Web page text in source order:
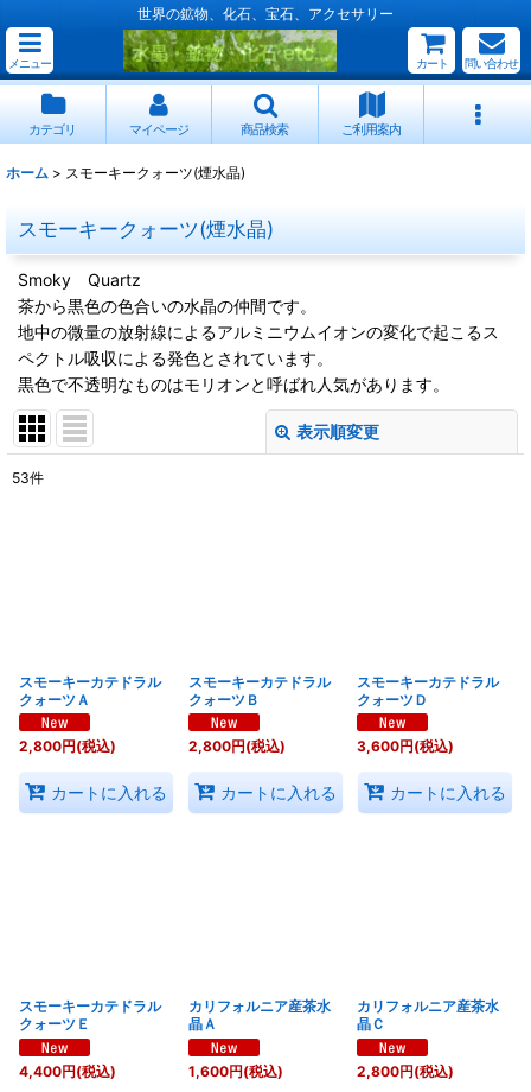
世界の鉱物、化石、宝石、アクセサリー
メニュー カート 問い合わせ
カテゴリ マイページ 商品検索 ご利用案内
ホーム > スモーキークォーツ(煙水晶)
スモーキークォーツ(煙水晶)
Smoky Quartz
茶から黒色の色合いの水晶の仲間です。
地中の微量の放射線によるアルミニウムイオンの変化で起こるス
ペクトル吸収による発色とされています。
黒色で不透明なものはモリオンと呼ばれ人気があります。
表示順変更
53件
スモーキーカテドラル
クォーツＡ
2,800円(税込)
カートに入れる
スモーキーカテドラル
クォーツＢ
2,800円(税込)
カートに入れる
スモーキーカテドラル
クォーツＤ
3,600円(税込)
カートに入れる
スモーキーカテドラル
クォーツＥ
4,400円(税込)
カリフォルニア産茶水
晶Ａ
1,600円(税込)
カリフォルニア産茶水
晶Ｃ
2,800円(税込)